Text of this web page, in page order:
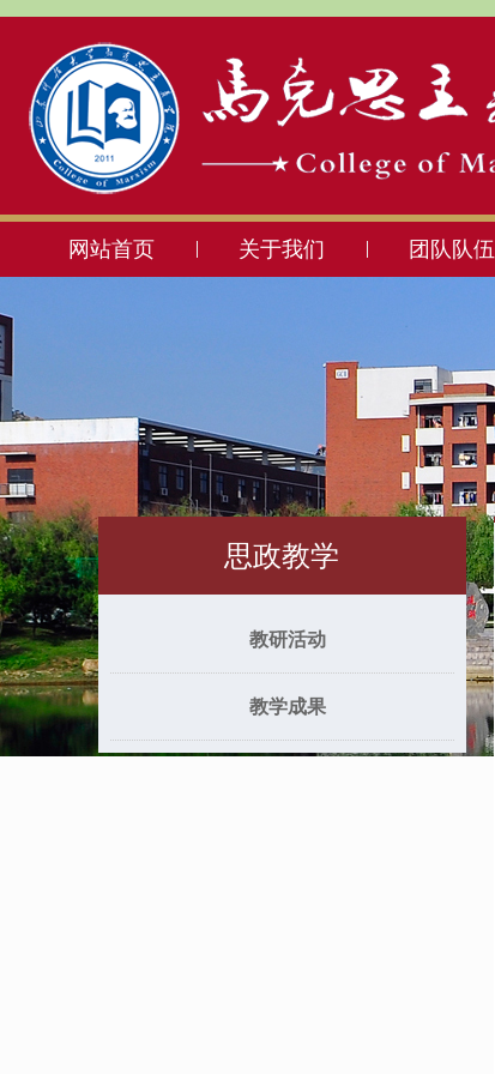
网站首页 关于我们 团队队伍
思政教学
教研活动
教学成果